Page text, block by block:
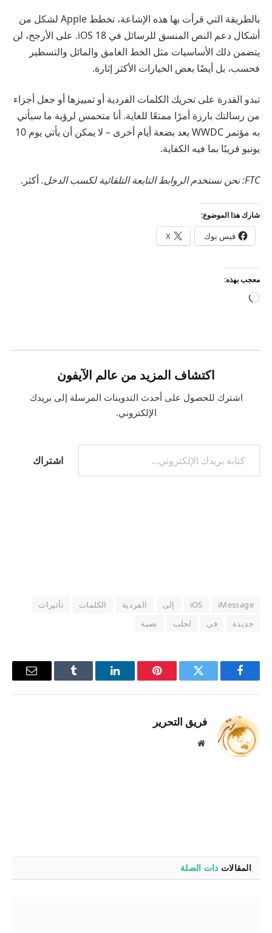
بالطريقة التي قرأت بها هذه الإشاعة، تخطط Apple لشكل من
أشكال دعم النص المنسق للرسائل في iOS 18. على الأرجح، لن
يتضمن ذلك الأساسيات مثل الخط الغامق والمائل والتسطير
فحسب، بل أيضًا بعض الخيارات الأكثر إثارة.
تبدو القدرة على تحريك الكلمات الفردية أو تمييزها أو جعل أجزاء
من رسالتك بارزة أمرًا ممتعًا للغاية. أنا متحمس لرؤية ما سيأتي
به مؤتمر WWDC بعد بضعة أيام أخرى – لا يمكن أن يأتي يوم 10
يونيو قريبًا بما فيه الكفاية.
FTC: نحن نستخدم الروابط التابعة التلقائية لكسب الدخل. أكثر.
شارك هذا الموضوع:
فيس بوك X
معجب بهذه:
جاري
اكتشاف المزيد من عالم الآيفون
اشترك للحصول على أحدث التدوينات المرسلة إلى بريدك
الإلكتروني.
كتابة بريدك الإلكتروني...
اشتراك
iMessage
iOS إلى الفردية الكلمات
تأثيرات
جديدة
في لجلب نصية
فيسبوك تويتر بينتيريستلينكدإن Tumblr
البريد
فريق التحرير
موقع
المقالات ذات الصلة